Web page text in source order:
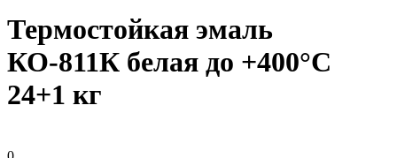
Термостойкая эмаль
КО-811К белая до +400°C
24+1 кг